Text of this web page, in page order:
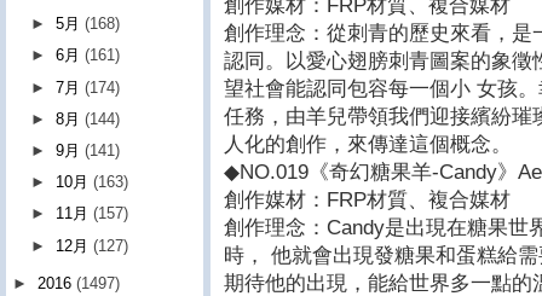
創作媒材：FRP材質、複合媒材
創作理念：從刺青的歷史來看，
認同。以愛心翅膀刺青圖案的象
望社會能認同包容每一個小 女孩
任務，由羊兒帶領我們迎接繽紛
人化的創作，來傳達這個概念。
◆NO.019《奇幻糖果羊-Candy》
創作媒材：FRP材質、複合媒材
創作理念：Candy是出現在糖果世
時， 他就會出現發糖果和蛋糕給
期待他的出現，能給世界多一點的
►5月(168)
►6月(161)
►7月(174)
►8月(144)
►9月(141)
► 10月(163)
► 11月(157)
► 12月(127)
► 2016 (1497)